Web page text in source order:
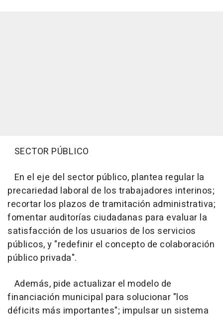
SECTOR PÚBLICO
En el eje del sector público, plantea regular la
precariedad laboral de los trabajadores interinos;
recortar los plazos de tramitación administrativa;
fomentar auditorías ciudadanas para evaluar la
satisfacción de los usuarios de los servicios
públicos, y "redefinir el concepto de colaboración
público privada".
Además, pide actualizar el modelo de
financiación municipal para solucionar "los
déficits más importantes"; impulsar un sistema